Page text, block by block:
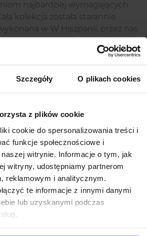
Szczegóły O plikach cookies
z plików cookie
cookie do spersonalizowania treści i
funkcje społecznościowe i
witrynie. Informacje o tym, jak
witryny, udostępniamy partnerom
reklamowym i analitycznym.
te informacje z innymi danymi
lub uzyskanymi podczas
najbardziej wymagających
kolekcja została starannie
w W Hiszpanii, przez nas
gdyż powstała z potrzeby
ale także
Specyfikacja
Od 3 cm do 6 cm
Produkt na zamówienie
Kolor Złoty
Perły
produkty w tej